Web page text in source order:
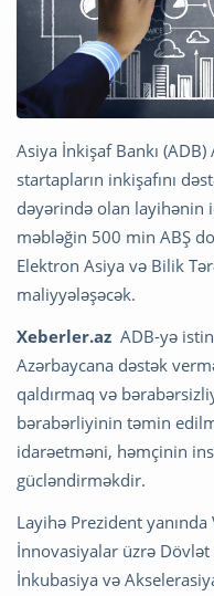
Asiya İnkişaf Bankı
startapların inkişafını
dəyərində olan layihənin
məbləğin 500 min ABŞ
Elektron Asiya və Bilik
maliyyələşəcək.
Xeberler.az ADB-yə
Azərbaycana dəstək
qaldırmaq və
bərabərliyinin təmin
idarəetməni, həmçinin
gücləndirməkdir.
Layihə Prezident
İnnovasiyalar üzrə
İnkubasiya və